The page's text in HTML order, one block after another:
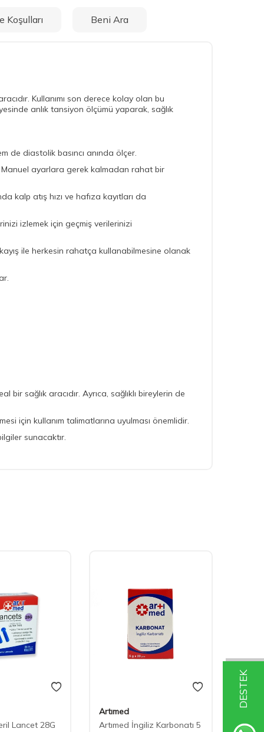
DESTEK
Koşulları Beni Ara
Kullanımı son derece kolay olan bu
anlık tansiyon ölçümü yaparak, sağlık
de diastolik basıncı anında ölçer.
Manuel ayarlara gerek kalmadan rahat bir
kalp atış hızı ve hafıza kayıtları da
izlemek için geçmiş verilerinizi
ile herkesin rahatça kullanabilmesine olanak
sağlık aracıdır. Ayrıca, sağlıklı bireylerin de
için kullanım talimatlarına uyulması önemlidir.
sunacaktır.
Lancet 28G
Artımed
Artımed İngiliz Karbonatı 5